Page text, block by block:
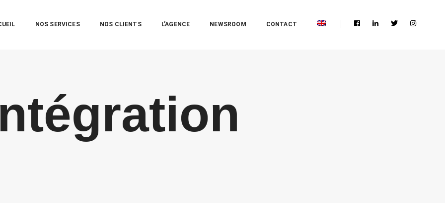
NOS SERVICES NOS CLIENTS L’AGENCE NEWSROOM CONTACT